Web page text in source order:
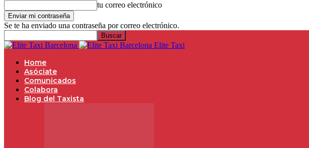
tu correo electrónico
Se te ha enviado una contraseña por correo electrónico.
Elite Taxi
Home
Asóciate
Comunicados
Colabora
Blog del Taxista